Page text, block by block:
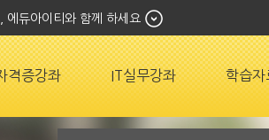
에듀아이티와 함께 하세요
격증강좌 IT실무강좌 학습자